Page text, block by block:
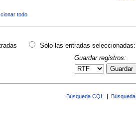
todo
Sólo las entradas seleccionadas:
Guardar registros:
Guardar
Búsqueda CQL